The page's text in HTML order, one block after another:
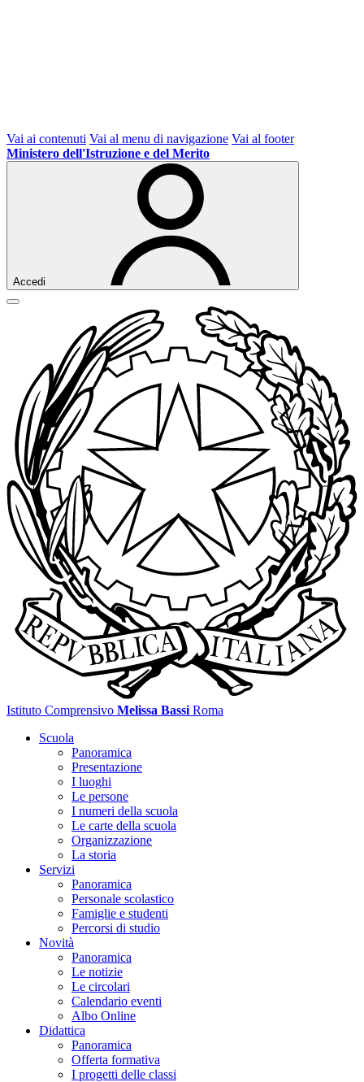
Vai ai contenuti Vai al menu di navigazione Vai al footer
Ministero dell'Istruzione e del Merito
Accedi
Istituto Comprensivo Melissa Bassi Roma
Scuola
Panoramica
Presentazione
I luoghi
Le persone
I numeri della scuola
Le carte della scuola
Organizzazione
La storia
Servizi
Panoramica
Personale scolastico
Famiglie e studenti
Percorsi di studio
Novità
Panoramica
Le notizie
Le circolari
Calendario eventi
Albo Online
Didattica
Panoramica
Offerta formativa
I progetti delle classi